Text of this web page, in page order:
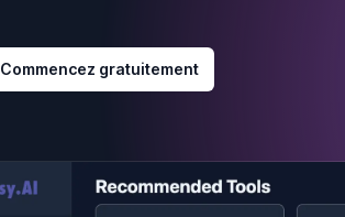
Commencez gratuitement